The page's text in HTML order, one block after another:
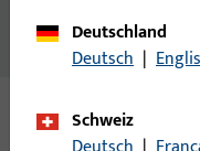
VERP.
Deutschland
Deutsch |
Schweiz